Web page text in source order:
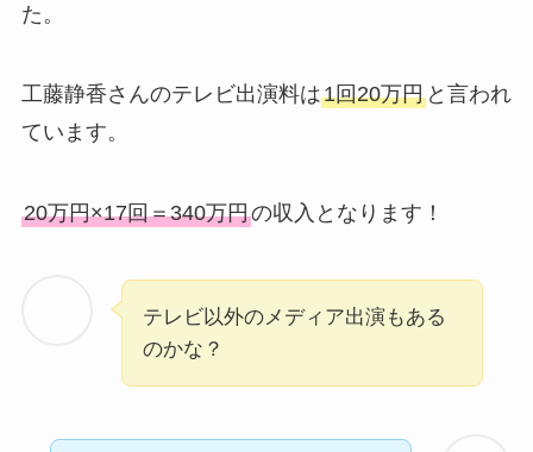
た。
工藤静香さんのテレビ出演料は1回20万円と言われ
ています。
20万円×17回＝340万円の収入となります！
テレビ以外のメディア出演もある
のかな？